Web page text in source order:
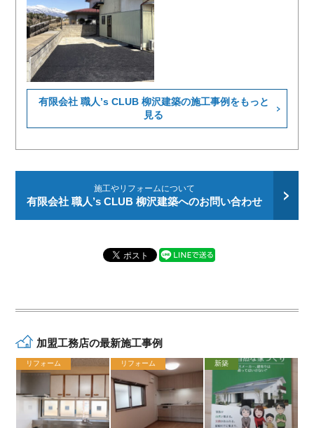
有限会社 職人’s CLUB 柳沢建築の施工事例をもっと
見る
施工やリフォームについて
有限会社 職人’s CLUB 柳沢建築へのお問い合わせ
加盟工務店の最新施工事例
リフォーム リフォーム 新築